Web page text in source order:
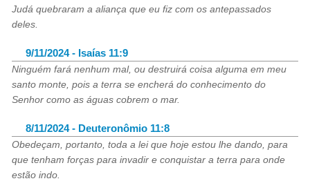
Judá quebraram a aliança que eu fiz com os antepassados
deles.
9/11/2024 - Isaías 11:9
Ninguém fará nenhum mal, ou destruirá coisa alguma em meu
santo monte, pois a terra se encherá do conhecimento do
Senhor como as águas cobrem o mar.
8/11/2024 - Deuteronômio 11:8
Obedeçam, portanto, toda a lei que hoje estou lhe dando, para
que tenham forças para invadir e conquistar a terra para onde
estão indo.